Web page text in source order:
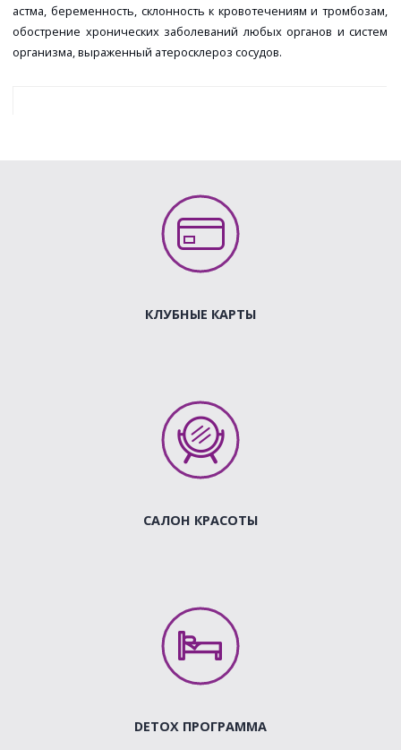
астма, беременность, склонность к кровотечениям и тромбозам,
обострение хронических заболеваний любых органов и систем
организма, выраженный атеросклероз сосудов.
КЛУБНЫЕ КАРТЫ
САЛОН КРАСОТЫ
DETOX ПРОГРАММА